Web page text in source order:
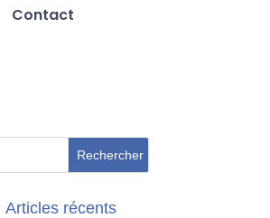
Contact
Articles récents